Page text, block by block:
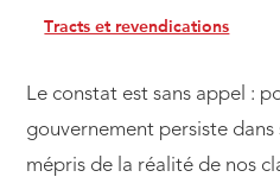
Tracts et revendications
Le constat est sans appel :
gouvernement persiste
mépris de la réalité de nos